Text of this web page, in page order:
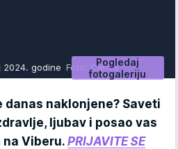
Pogledaj
fotogaleriju
2024. godine Foto: Canva
danas naklonjene? Saveti
ljubav i posao vas
Viberu. PRIJAVITE SE